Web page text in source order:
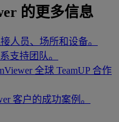
的更多信息
人员、场所和设备。
支持团队。
全球 TeamUP 合作
客户的成功案例。